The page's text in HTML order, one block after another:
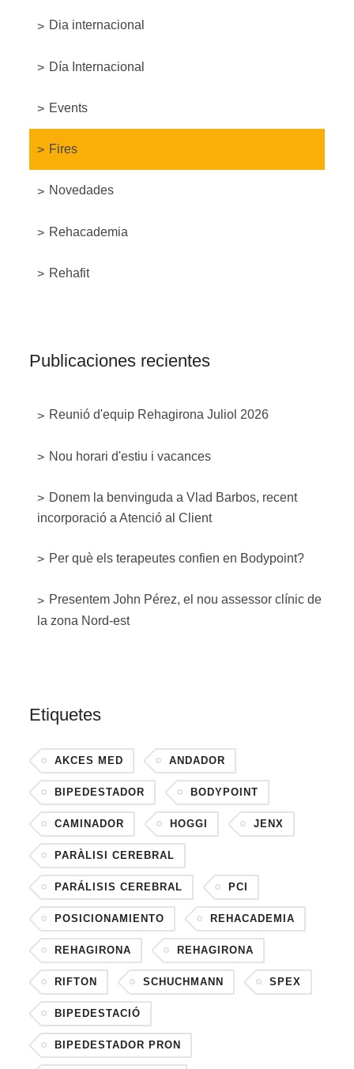
Dia internacional
Día Internacional
Events
Fires
Novedades
Rehacademia
Rehafit
Publicaciones recientes
Reunió d'equip Rehagirona Juliol 2026
Nou horari d'estiu i vacances
Donem la benvinguda a Vlad Barbos, recent
incorporació a Atenció al Client
Per què els terapeutes confien en Bodypoint?
Presentem John Pérez, el nou assessor clínic de
la zona Nord-est
Etiquetes
AKCES MED ANDADOR
BIPEDESTADOR BODYPOINT
CAMINADOR HOGGI JENX
PARÀLISI CEREBRAL
PARÁLISIS CEREBRAL PCI
POSICIONAMIENTO REHACADEMIA
REHAGIRONA REHAGIRONA
RIFTON SCHUCHMANN SPEX
BIPEDESTACIÓ
BIPEDESTADOR PRON